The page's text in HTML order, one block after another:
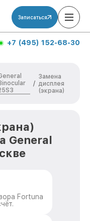
Записаться
+7 (495) 152-68-30
/
Замена
дисплея
(экрана)
General
Fortuna